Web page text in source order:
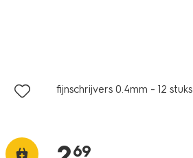
fijnschrijvers 0.4mm - 12 stuks
69